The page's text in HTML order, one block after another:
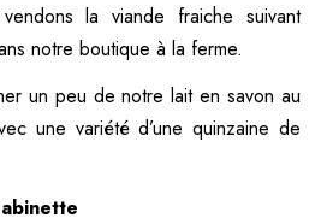
la viande fraiche suivant
notre boutique à la ferme.
un peu de notre lait en savon au
une variété d’une quinzaine de